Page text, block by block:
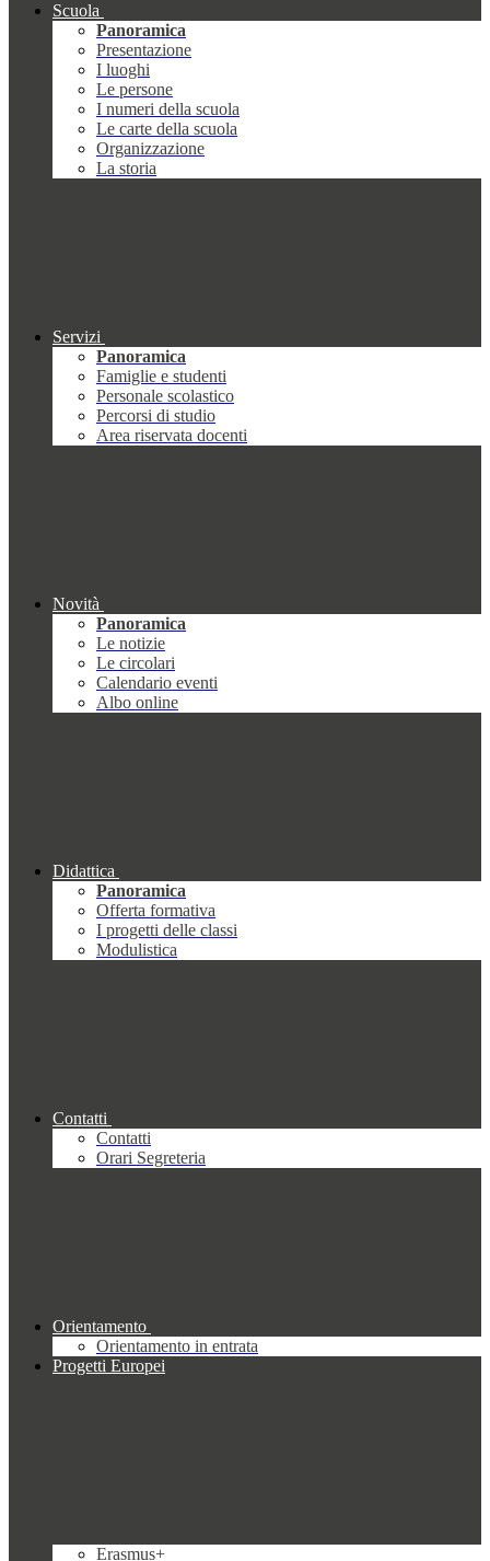
Scuola
Panoramica
Presentazione
I luoghi
Le persone
I numeri della scuola
Le carte della scuola
Organizzazione
La storia
Servizi
Panoramica
Famiglie e studenti
Personale scolastico
Percorsi di studio
Area riservata docenti
Novità
Panoramica
Le notizie
Le circolari
Calendario eventi
Albo online
Didattica
Panoramica
Offerta formativa
I progetti delle classi
Modulistica
Contatti
Contatti
Orari Segreteria
Orientamento
Orientamento in entrata
Progetti Europei
Erasmus+